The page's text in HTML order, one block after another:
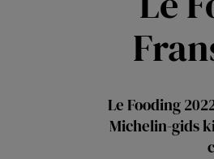
Le Fooding
Michelin-gids